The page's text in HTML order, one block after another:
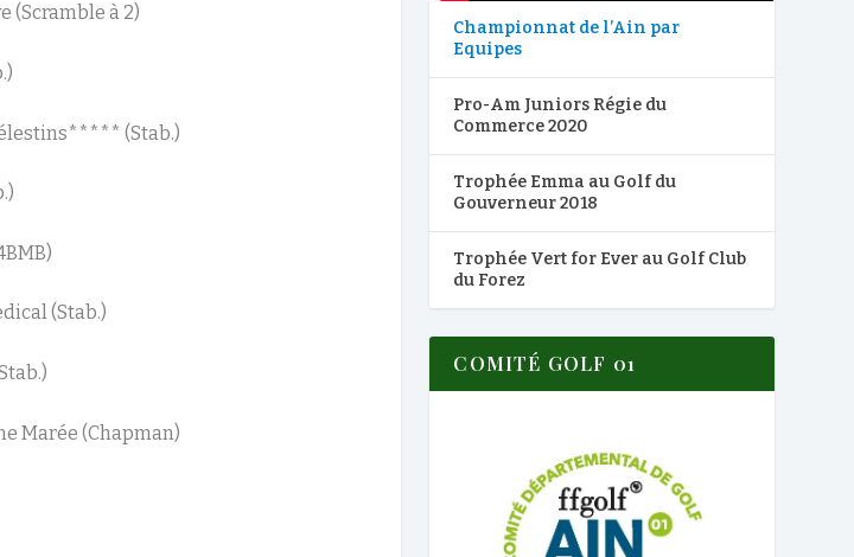
(Scramble à 2)
(Stab.)
(Stab.)
Marée (Chapman)
Championnat de l’Ain par
Equipes
Pro-Am Juniors Régie du
Commerce 2020
Trophée Emma au Golf du
Gouverneur 2018
Trophée Vert for Ever au Golf Club
du Forez
COMITÉ GOLF 01